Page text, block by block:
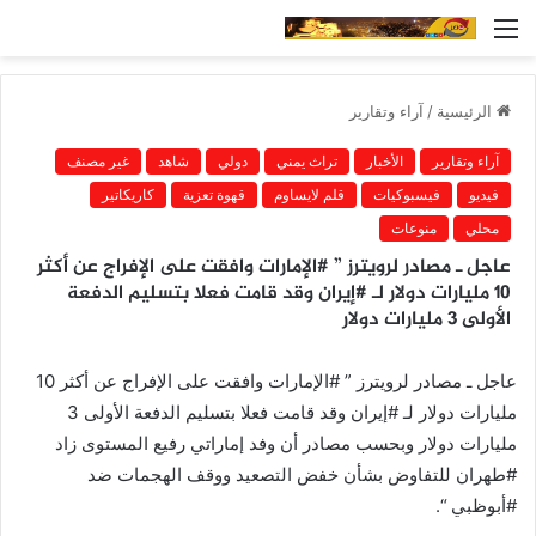
القائمة
الرئيسية / آراء وتقارير
آراء وتقارير الأخبار تراث يمني دولي شاهد
غير مصنف
فيديو
فيسبوكيات قلم لايساوم قهوة تعزية
كاريكاتير
محلي
منوعات
عاجل ـ مصادر لرويترز ” #الإمارات وافقت على الإفراج عن أكثر
10 مليارات دولار لـ #إيران وقد قامت فعلا بتسليم الدفعة
الأولى 3 مليارات دولار
عاجل ـ مصادر لرويترز ” #الإمارات وافقت على الإفراج عن أكثر 10
مليارات دولار لـ #إيران وقد قامت فعلا بتسليم الدفعة الأولى 3
مليارات دولار وبحسب مصادر أن وفد إماراتي رفيع المستوى زاد
#طهران للتفاوض بشأن خفض التصعيد ووقف الهجمات ضد
#أبوظبي “.